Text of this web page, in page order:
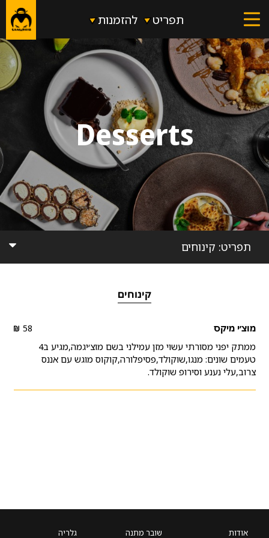
תפריט להזמנות
Desserts
תפריט: קינוחים
קינוחים
מוצ׳י מיקס
58
ממתק יפני מסורתי עשוי מזן עמילני בשם מוצ׳יגמה,מגיע ב4
טעמים שונים: מנגו,שוקולד,פסיפלורה,קוקוס מוגש עם אננס
צרוב,עלי נענע וסירופ שוקולד.
אודות שובר מתנה גלריה